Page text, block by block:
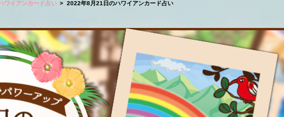
ワイアンカード占い 2022年8月21日のハワイアンカード占い